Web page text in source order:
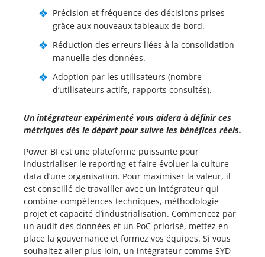
Précision et fréquence des décisions prises
grâce aux nouveaux tableaux de bord.
Réduction des erreurs liées à la consolidation
manuelle des données.
Adoption par les utilisateurs (nombre
d’utilisateurs actifs, rapports consultés).
Un intégrateur expérimenté vous aidera à définir ces
métriques dès le départ pour suivre les bénéfices réels.
Power BI est une plateforme puissante pour
industrialiser le reporting et faire évoluer la culture
data d’une organisation. Pour maximiser la valeur, il
est conseillé de travailler avec un intégrateur qui
combine compétences techniques, méthodologie
projet et capacité d’industrialisation. Commencez par
un audit des données et un PoC priorisé, mettez en
place la gouvernance et formez vos équipes. Si vous
souhaitez aller plus loin, un intégrateur comme SYD